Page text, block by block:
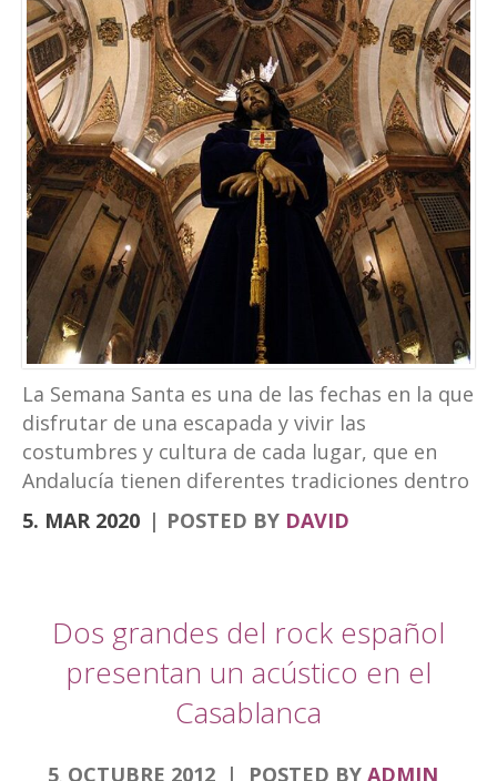
patrimonio, entorno natural y experiencias. El
símbolo amarillo, que recuerda a un ojo,
engloba toda la cultura y singularidades de la
ciudad. El naranja, que representa la silueta de
una atalaya, se destina al patrimonio e
historia. El verde, por su parte, que dibuja una
hoja, es el elemento que identificará todo el
mundo rural y natural del municipio, junto con
el turismo activo. Por último, el tono magenta
simboliza un sendero abierto y se centra en el
turismo experiencial, unido al ocio y los
eventos. La marca puede verse en las
banderolas que el Ayuntamiento ha instalado
en la fachada de Palacio Abacial y el entorno de
Capuchinos, en el Paseo de los Álamos. El
cartel de la Semana […]
La Semana Santa es una de las fechas en la que
disfrutar de una escapada y vivir las
costumbres y cultura de cada lugar, que en
Andalucía tienen diferentes tradiciones dentro
de la Semana Santa. Desde el Hotel
Torrepalma te traemos una escapad diferente.
hacer en viajes cortos. Semana Santa Alcalá la
Real, roadtrip Córdoba, Granada y Jaén
Comenzamos por la Semana Santa de Alcalá la
Real donde se encuentra nuestro hotel.
alguna por muchos aspectos, fue declarada de
5. MAR 2020 POSTED BY DAVID
Dos grandes del rock español
presentan un acústico en el
Casablanca
5. OCTUBRE 2012 POSTED BY ADMIN